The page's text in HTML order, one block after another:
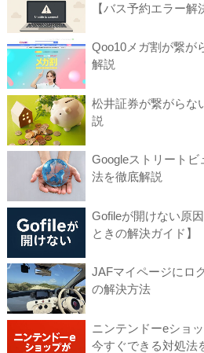
【バス予約エラー
Qoo10メガ割が繋が
解説
松井証券が繋がらな
説
Googleストリート
法を徹底解説
Gofileが開けない原
ときの解決ガイド】
JAFマイページにロ
の解決方法
ニンテンドーeショ
今すぐできる対処法